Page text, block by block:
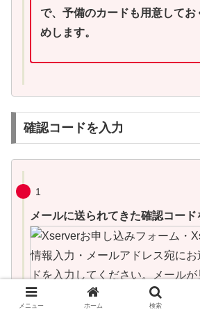
で、予備のカードも用意してお
めします。
確認コードを入力
1
メールに送られてきた確認コー
メニュー ホーム 検索